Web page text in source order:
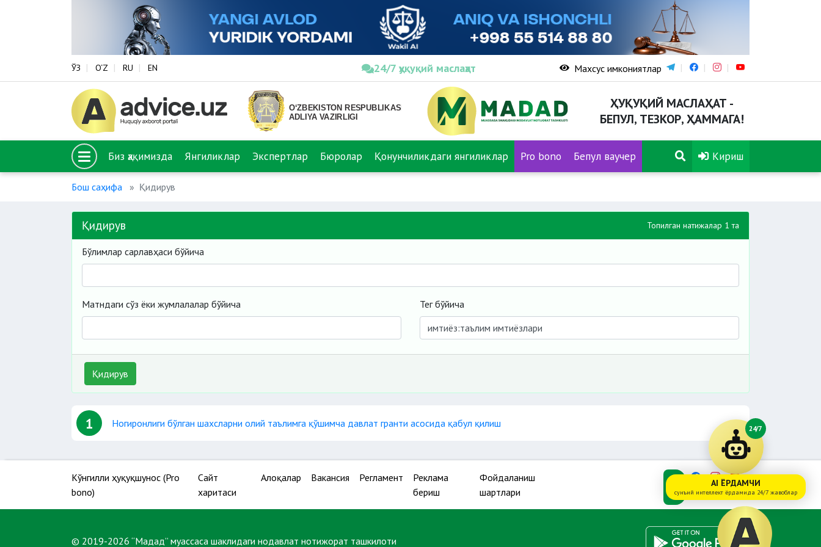
ЎЗ O‘Z RU EN 24/7 ҳуқуқий маслаҳат Махсус имкониятлар
ҲУҚУҚИЙ МАСЛАҲАТ -
БЕПУЛ, ТЕЗКОР, ҲАММАГА!
Биз ҳақимизда Янгиликлар Экспертлар Бюролар Қонунчиликдаги янгиликлар Pro bono Бепул ваучер Кириш
Бош саҳифа Қидирув
Қидирув Топилган натижалар 1 та
Бўлимлар сарлавҳаси бўйича
Матндаги сўз ёки жумлалалар бўйича Тег бўйича
Қидирув
1 Ногиронлиги бўлган шахсларни олий таълимга қўшимча давлат гранти асосида қабул қилиш
Кўнгилли ҳуқуқшунос (Pro
bono)
Сайт
харитаси
Алоқалар Вакансия Регламент
Реклама
бериш
Фойдаланиш
шартлари
© 2019-2026 “Мадад” муассаса шаклидаги нодавлат нотижорат ташкилоти
24/7
AI ЁРДАМЧИ
сунъий интеллект ёрдамида 24/7 жавоблар